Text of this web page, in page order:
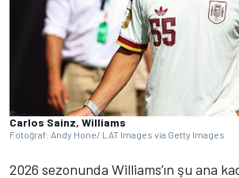
Carlos Sainz, Williams
Fotoğraf: Andy Hone/ LAT Images via Getty Images
2026 sezonunda Williams’ın şu ana